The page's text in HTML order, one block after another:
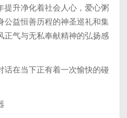
提升净化着社会人心，爱心粥
公益恒善历程的神圣巡礼和集
正气与无私奉献精神的弘扬感
话在当下正有着一次愉快的碰